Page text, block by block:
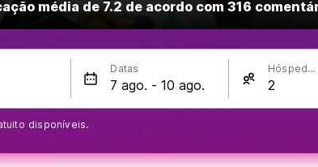
média de 7.2 de acordo com 316
Datas Hóspedes
disponíveis.